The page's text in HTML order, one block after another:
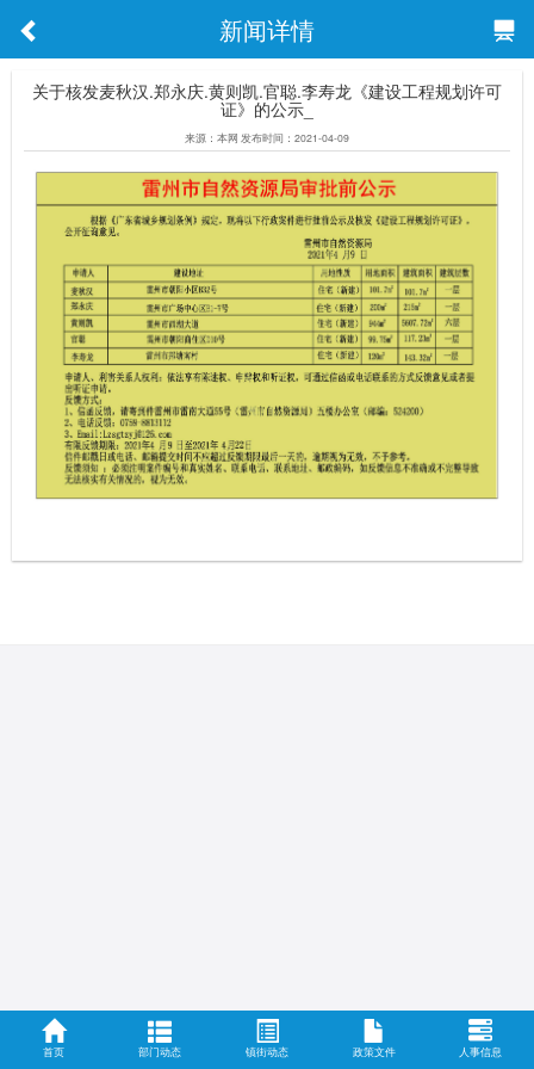
新闻详情
关于核发麦秋汉.郑永庆.黄则凯.官聪.李寿龙《建设工程规划许可
证》的公示_
来源：本网 发布时间：2021-04-09
首页 部门动态 镇街动态 政策文件 人事信息